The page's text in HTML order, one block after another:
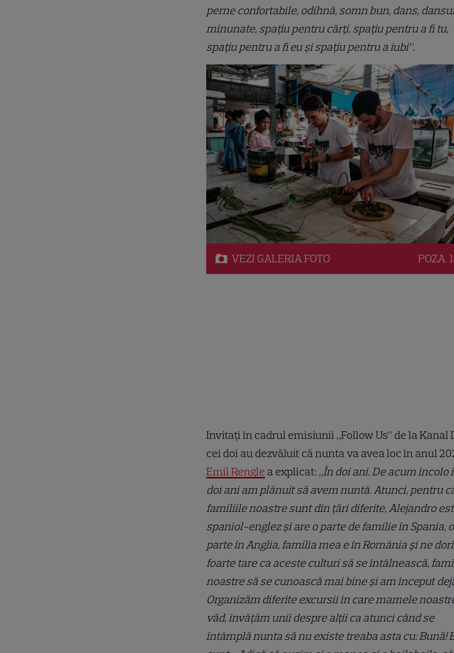
perne confortabile, odihnă, somn bun, dans,
minunate, spațiu pentru cărți, spațiu pentru a fi tu,
spațiu pentru a fi eu și spațiu pentru a iubi”.
VEZI GALERIAFOTO POZA
Invitați în cadrul emisiunii „Follow Us” de la Kanal
cei doi au dezvăluit că nunta va avea loc în anul
Emil Rengle a explicat: „În doi ani. De acum încolo
doi ani am plănuit să avem nuntă. Atunci, pentru
familiile noastre sunt din țări diferite, Alejandro
spaniol-englez și are o parte de familie în Spania, o
parte în Anglia, familia mea e în România și ne
foarte tare ca aceste culturi să se întâlnească,
noastre să se cunoască mai bine și am început
Organizăm diferite excursii în care mamele
văd, învățăm unii despre alții ca atunci când se
întâmplă nunta să nu existe treaba asta cu: Bună!